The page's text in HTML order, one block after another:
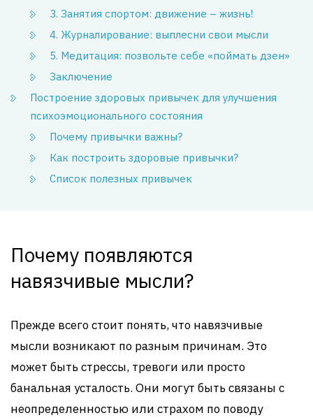
3. Занятия спортом: движение – жизнь!
4. Журналирование: выплесни свои мысли
5. Медитация: позвольте себе «поймать дзен»
Заключение
Построение здоровых привычек для улучшения
психоэмоционального состояния
Почему привычки важны?
Как построить здоровые привычки?
Список полезных привычек
Почему появляются
навязчивые мысли?
Прежде всего стоит понять, что навязчивые
мысли возникают по разным причинам. Это
может быть стрессы, тревоги или просто
банальная усталость. Они могут быть связаны с
неопределенностью или страхом по поводу